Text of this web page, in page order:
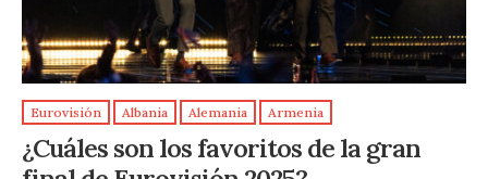
Eurovisión Albania Alemania Armenia
¿Cuáles son los favoritos de la gran